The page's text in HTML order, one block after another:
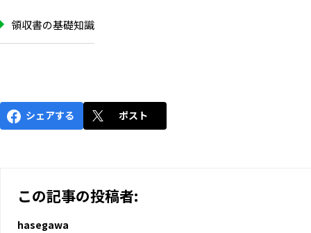
領収書の基礎知識
シェアする ポスト
この記事の投稿者:
hasegawa